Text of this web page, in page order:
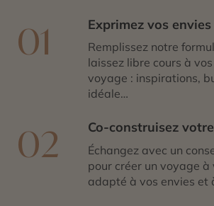
01 Exprimez vos envies
Remplissez notre
laissez libre cours à
voyage : inspirations,
idéale…
02 Co-construisez
Échangez avec un
pour créer un voyage à
adapté à vos envies et